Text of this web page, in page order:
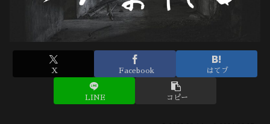
X Facebook はてブ
LINE コピー